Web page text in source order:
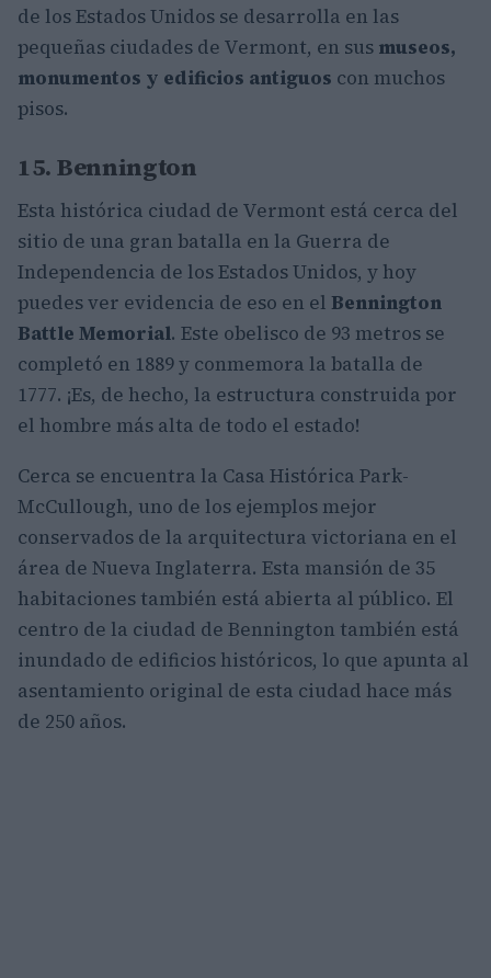
de los Estados Unidos se desarrolla en las
pequeñas ciudades de Vermont, en sus museos,
monumentos y edificios antiguos con muchos
pisos.
15. Bennington
Esta histórica ciudad de Vermont está cerca del
sitio de una gran batalla en la Guerra de
Independencia de los Estados Unidos, y hoy
puedes ver evidencia de eso en el Bennington
Battle Memorial. Este obelisco de 93 metros se
completó en 1889 y conmemora la batalla de
1777. ¡Es, de hecho, la estructura construida por
el hombre más alta de todo el estado!
Cerca se encuentra la Casa Histórica Park-
McCullough, uno de los ejemplos mejor
conservados de la arquitectura victoriana en el
área de Nueva Inglaterra. Esta mansión de 35
habitaciones también está abierta al público. El
centro de la ciudad de Bennington también está
inundado de edificios históricos, lo que apunta al
asentamiento original de esta ciudad hace más
de 250 años.